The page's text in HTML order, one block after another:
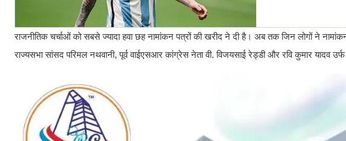
राजनीतिक चर्चाओं को सबसे ज्यादा हवा छह नामांकन पत्रों की खरीद ने दी है। अब तक जिन लोगों ने
राज्यसभा सांसद परिमल नथवानी, पूर्व वाईएसआर कांग्रेस नेता वी. विजयसाई रेड्डी और रवि कुमार यादव उर्फ